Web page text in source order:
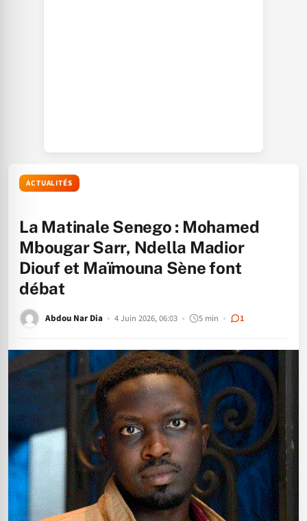
ACTUALITÉS
La Matinale Senego : Mohamed
Mbougar Sarr, Ndella Madior
Diouf et Maïmouna Sène font
débat
Abdou Nar Dia 4 Juin 2026, 06:03 5 min 1